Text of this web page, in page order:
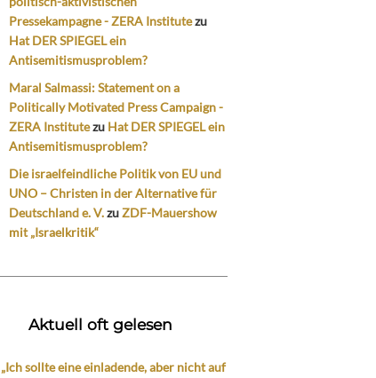
Pressekampagne - ZERA Institutezu
Hat DER SPIEGEL ein
Antisemitismusproblem?
Maral Salmassi: Statement on a
Politically Motivated Press Campaign -
ZERA Institutezu Hat DER SPIEGEL ein
Antisemitismusproblem?
Die israelfeindliche Politik von EU und
UNO – Christen in der Alternative für
Deutschland e. V.zuZDF-Mauershow
mit „Israelkritik“
Aktuell oft gelesen
„Ich sollte eine einladende, aber nicht auf